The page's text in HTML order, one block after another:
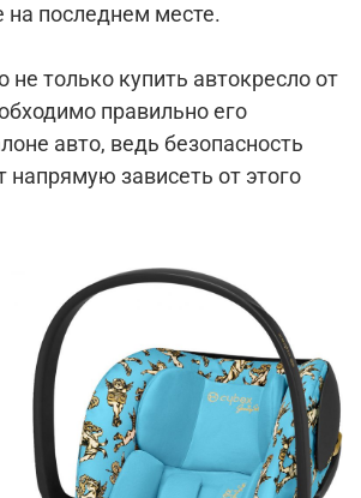
на последнем месте.
не только купить автокресло от
правильно его
авто, ведь безопасность
напрямую зависеть от этого